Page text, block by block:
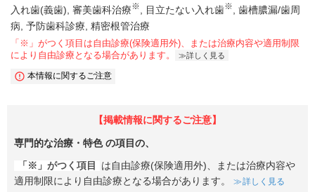
入れ歯(義歯) 審美歯科治療※ 目立たない入れ歯※
歯槽膿漏/歯周
病 予防歯科診療 精密根管治療
「※」がつく項目は自由診療(保険適用外)、または治療内容や適用制限
により自由診療となる場合があります。
詳しく見る
本情報に関するご注意
【掲載情報に関するご注意】
専門的な治療・特色の項目の、
「※」がつく項目
は自由診療(保険適用外)、または治療内容や
適用制限により自由診療となる場合があります。
詳しく見る